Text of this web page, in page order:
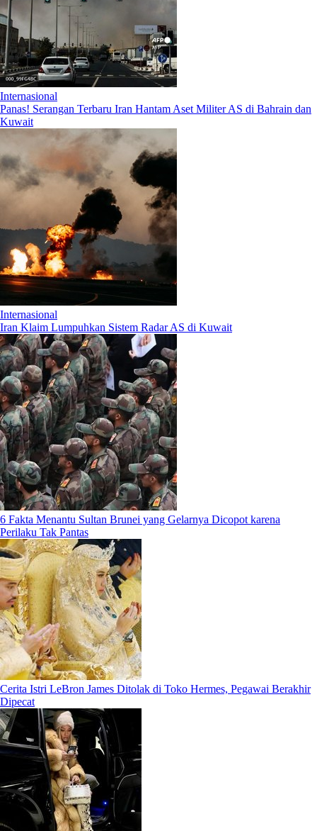
Internasional
Panas! Serangan Terbaru Iran Hantam Aset Militer AS di Bahrain dan
Kuwait
Internasional
Iran Klaim Lumpuhkan Sistem Radar AS di Kuwait
6 Fakta Menantu Sultan Brunei yang Gelarnya Dicopot karena
Perilaku Tak Pantas
Cerita Istri LeBron James Ditolak di Toko Hermes, Pegawai Berakhir
Dipecat